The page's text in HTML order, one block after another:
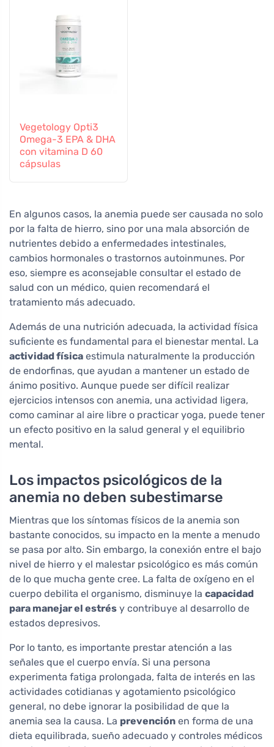
Vegetology Opti3
Omega-3 EPA & DHA
con vitamina D 60
cápsulas
En algunos casos, la anemia puede ser causada no solo
por la falta de hierro, sino por una mala absorción de
nutrientes debido a enfermedades intestinales,
cambios hormonales o trastornos autoinmunes. Por
eso, siempre es aconsejable consultar el estado de
salud con un médico, quien recomendará el
tratamiento más adecuado.
Además de una nutrición adecuada, la actividad física
suficiente es fundamental para el bienestar mental. La
actividad física estimula naturalmente la producción
de endorfinas, que ayudan a mantener un estado de
ánimo positivo. Aunque puede ser difícil realizar
ejercicios intensos con anemia, una actividad ligera,
como caminar al aire libre o practicar yoga, puede tener
un efecto positivo en la salud general y el equilibrio
mental.
Los impactos psicológicos de la
anemia no deben subestimarse
Mientras que los síntomas físicos de la anemia son
bastante conocidos, su impacto en la mente a menudo
se pasa por alto. Sin embargo, la conexión entre el bajo
nivel de hierro y el malestar psicológico es más común
de lo que mucha gente cree. La falta de oxígeno en el
cuerpo debilita el organismo, disminuye la capacidad
para manejar el estrés y contribuye al desarrollo de
estados depresivos.
Por lo tanto, es importante prestar atención a las
señales que el cuerpo envía. Si una persona
experimenta fatiga prolongada, falta de interés en las
actividades cotidianas y agotamiento psicológico
general, no debe ignorar la posibilidad de que la
anemia sea la causa. La prevención en forma de una
dieta equilibrada, sueño adecuado y controles médicos